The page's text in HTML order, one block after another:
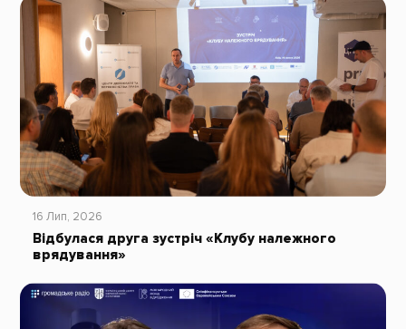
16 Лип, 2026
Відбулася друга зустріч «Клубу належного
врядування»